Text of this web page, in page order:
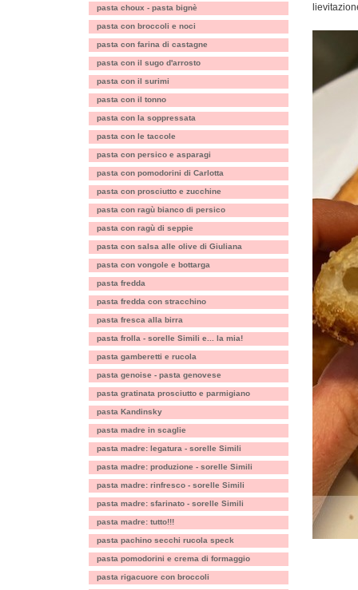
pasta choux - pasta bignè
pasta con broccoli e noci
pasta con farina di castagne
pasta con il sugo d'arrosto
pasta con il surimi
pasta con il tonno
pasta con la soppressata
pasta con le taccole
pasta con persico e asparagi
pasta con pomodorini di Carlotta
pasta con prosciutto e zucchine
pasta con ragù bianco di persico
pasta con ragù di seppie
pasta con salsa alle olive di Giuliana
pasta con vongole e bottarga
pasta fredda
pasta fredda con stracchino
pasta fresca alla birra
pasta frolla - sorelle Simili e... la mia!
pasta gamberetti e rucola
pasta genoise - pasta genovese
pasta gratinata prosciutto e parmigiano
pasta Kandinsky
pasta madre in scaglie
pasta madre: legatura - sorelle Simili
pasta madre: produzione - sorelle Simili
pasta madre: rinfresco - sorelle Simili
pasta madre: sfarinato - sorelle Simili
pasta madre: tutto!!!
pasta pachino secchi rucola speck
pasta pomodorini e crema di formaggio
pasta rigacuore con broccoli